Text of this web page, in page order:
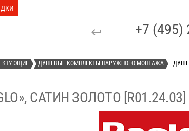
+7 (495)
ДУШЕВЫЕ КОМПЛЕКТЫ НАРУЖНОГО МОНТАЖА
САТИН ЗОЛОТО [R01.24.03]